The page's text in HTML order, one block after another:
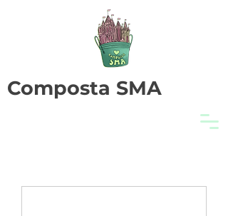
Composta SMA